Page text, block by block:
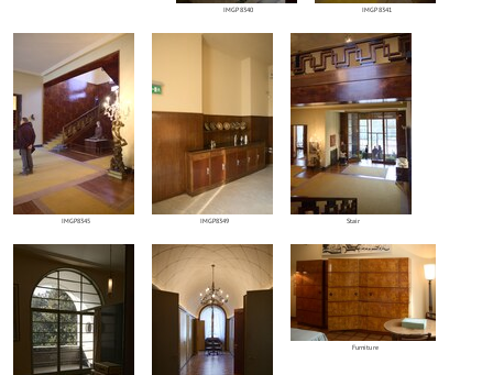
IMGP8340 IMGP8341
IMGP8345 IMGP8349 Stair
Furniture